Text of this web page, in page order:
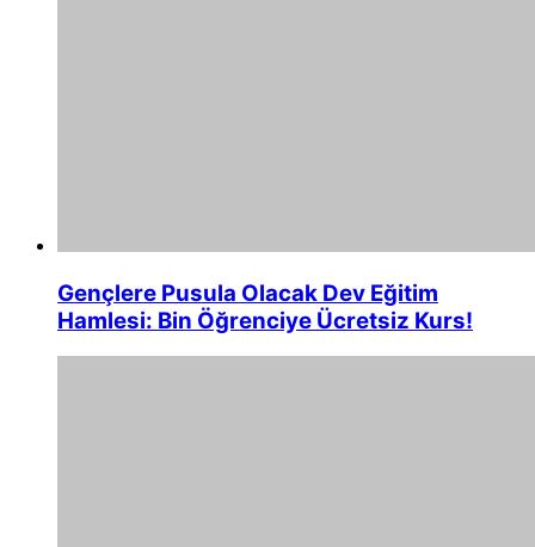
Gençlere Pusula Olacak Dev Eğitim
Hamlesi: Bin Öğrenciye Ücretsiz Kurs!